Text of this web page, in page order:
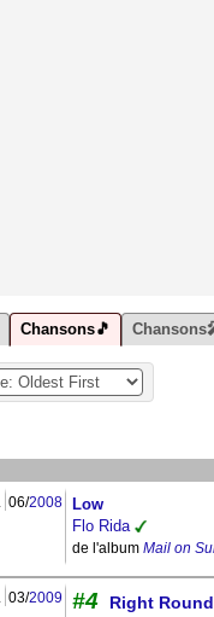
Chansons🎵
06/2008 Low
Flo Rida
de l'album Mail on
03/2009 #4
Right Round